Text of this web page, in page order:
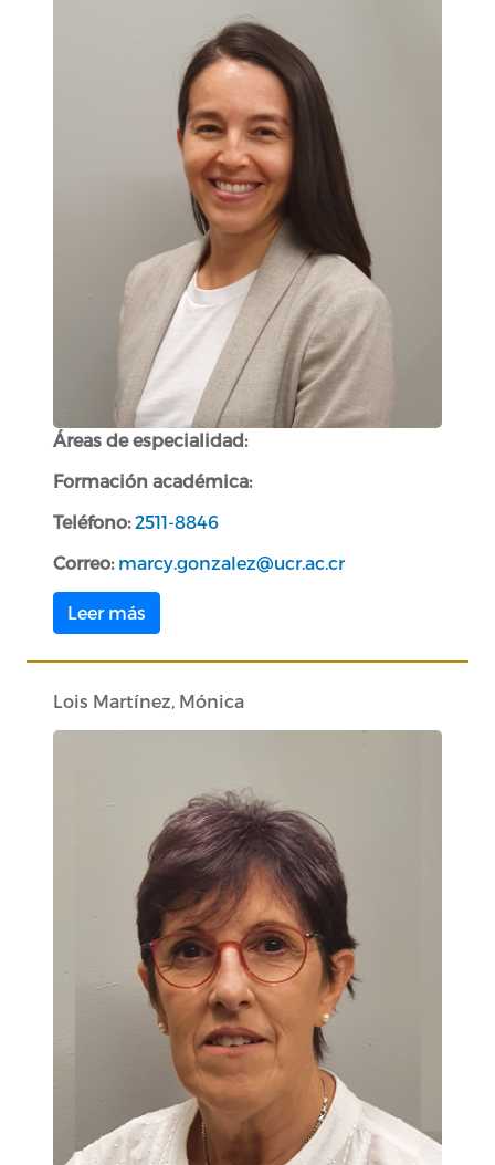
Áreas de especialidad:
Formación académica:
Teléfono:2511-8846
Correo:marcy.gonzalez@ucr.ac.cr
Leer más
Lois Martínez, Mónica